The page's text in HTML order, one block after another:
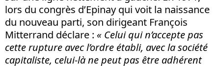
lors du congrès d’Epinay qui voit la naissance
du nouveau parti, son dirigeant François
Mitterrand déclare : « Celui qui n’accepte pas
cette rupture avec l’ordre établi, avec la société
capitaliste, celui-là ne peut pas être adhérent